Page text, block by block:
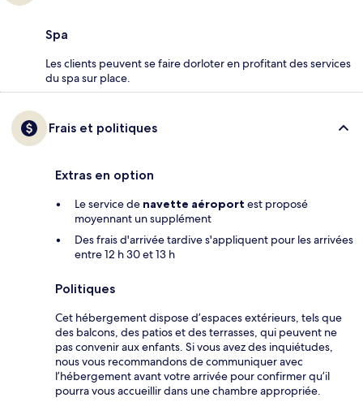
Spa
Les clients peuvent se faire dorloter en profitant des services
du spa sur place.
Frais et politiques
Extras en option
Le service de navette aéroport est proposé
moyennant un supplément
Des frais d'arrivée tardive s'appliquent pour les arrivées
entre 12 h 30 et 13 h
Politiques
Cet hébergement dispose d’espaces extérieurs, tels que
des balcons, des patios et des terrasses, qui peuvent ne
pas convenir aux enfants. Si vous avez des inquiétudes,
nous vous recommandons de communiquer avec
l’hébergement avant votre arrivée pour confirmer qu’il
pourra vous accueillir dans une chambre appropriée.